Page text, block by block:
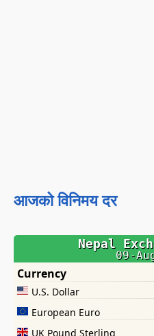
आजको विनिमय दर